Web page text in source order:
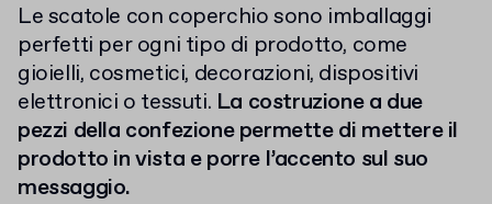
Le scatole con coperchio sono imballaggi
perfetti per ogni tipo di prodotto, come
gioielli, cosmetici, decorazioni, dispositivi
elettronici o tessuti. La costruzione a due
pezzi della confezione permette di mettere il
prodotto in vista e porre l’accento sul suo
messaggio.